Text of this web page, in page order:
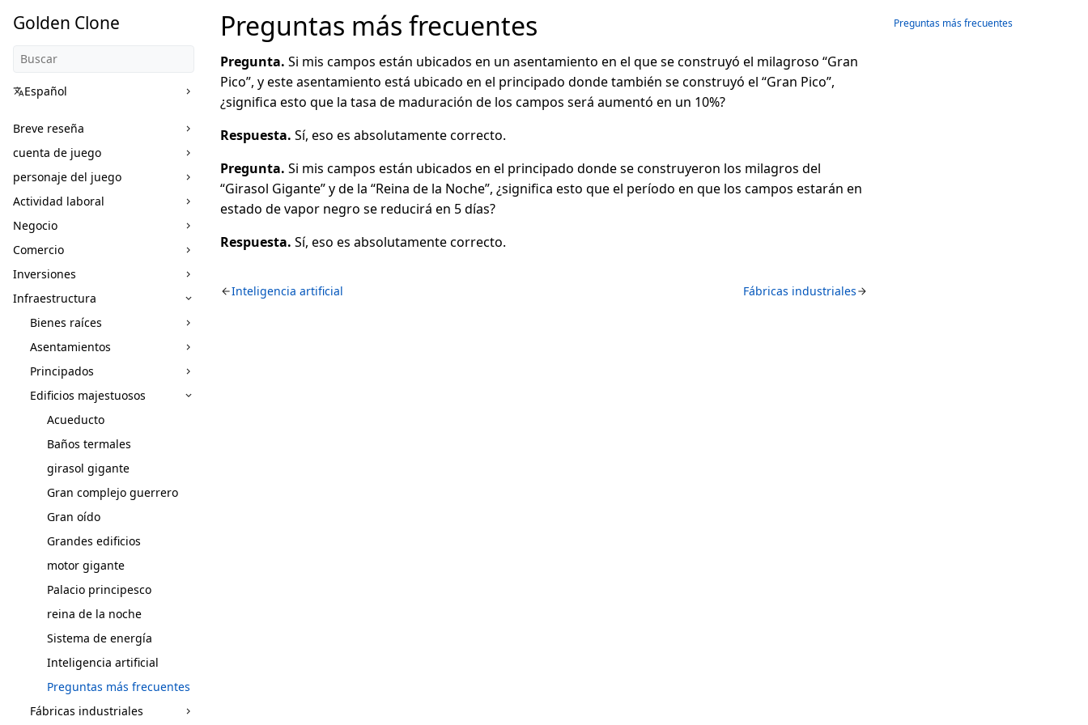
Golden Clone
Español
Breve reseña
cuenta de juego
personaje del juego
Actividad laboral
Negocio
Comercio
Inversiones
Infraestructura
Bienes raíces
Asentamientos
Principados
Edificios majestuosos
Acueducto
Baños termales
girasol gigante
Gran complejo guerrero
Gran oído
Grandes edificios
motor gigante
Palacio principesco
reina de la noche
Sistema de energía
Inteligencia artificial
Preguntas más frecuentes
Fábricas industriales
Preguntas más frecuentes
Pregunta. Si mis campos están ubicados en un asentamiento en el que se construyó el milagroso “Gran
Pico”, y este asentamiento está ubicado en el principado donde también se construyó el “Gran Pico”,
¿significa esto que la tasa de maduración de los campos será aumentó en un 10%?
Respuesta. Sí, eso es absolutamente correcto.
Pregunta. Si mis campos están ubicados en el principado donde se construyeron los milagros del
“Girasol Gigante” y de la “Reina de la Noche”, ¿significa esto que el período en que los campos estarán en
estado de vapor negro se reducirá en 5 días?
Respuesta. Sí, eso es absolutamente correcto.
Inteligencia artificial Fábricas industriales
Preguntas más frecuentes